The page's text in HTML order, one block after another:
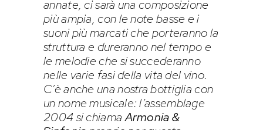
annate, ci sarà una composizione
più ampia, con le note basse e i
suoni più marcati che porteranno la
struttura e dureranno nel tempo e
le melodie che si succederanno
nelle varie fasi della vita del vino.
C’è anche una nostra bottiglia con
un nome musicale: l’assemblage
2004 si chiamaArmonia &